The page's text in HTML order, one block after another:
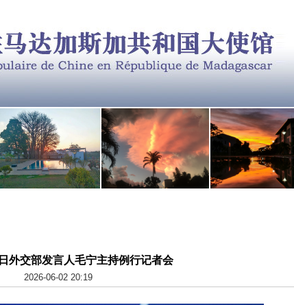
外交部发言人毛宁主持例行记者会
2026-06-02 20:19